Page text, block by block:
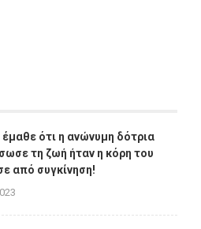
ότι η ανώνυμη δότρια
τη ζωή ήταν η κόρη του
από συγκίνηση!